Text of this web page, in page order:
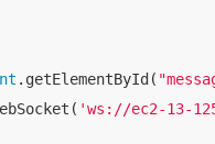
.getElementById(
'ws://ec2-13-